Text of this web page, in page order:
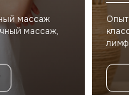
массаж
массаж,